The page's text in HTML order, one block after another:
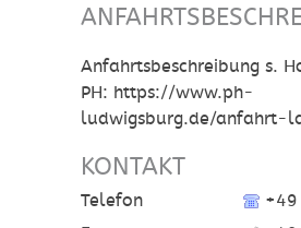
Anfahrtsbeschreibung s.
PH: https://www.ph-
ludwigsburg.de/anfahrt-
KONTAKT
Telefon